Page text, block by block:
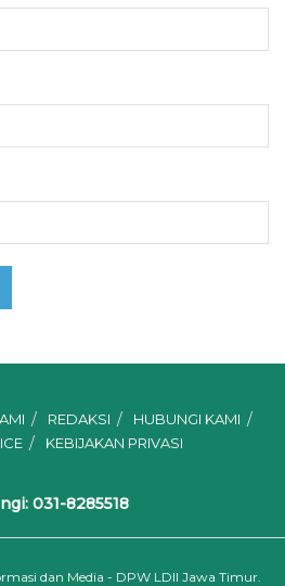
REDAKSI
HUBUNGI KAMI
KEBIJAKAN PRIVASI
031-8285518
dan Media - DPW LDII Jawa Timur.